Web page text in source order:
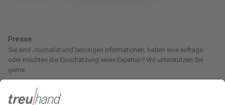
Presse
Sie sind Journalist und benötigen Informationen, haben eine Anfrage
oder möchten die Einschätzung eines Experten? Wir unterstützen Sie
gerne.